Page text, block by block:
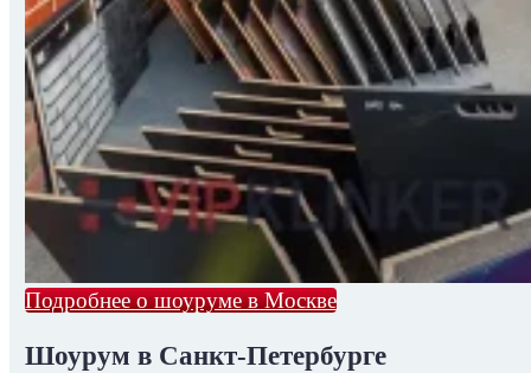
Подробнее о шоуруме в Москве
Шоурум в Санкт-Петербурге